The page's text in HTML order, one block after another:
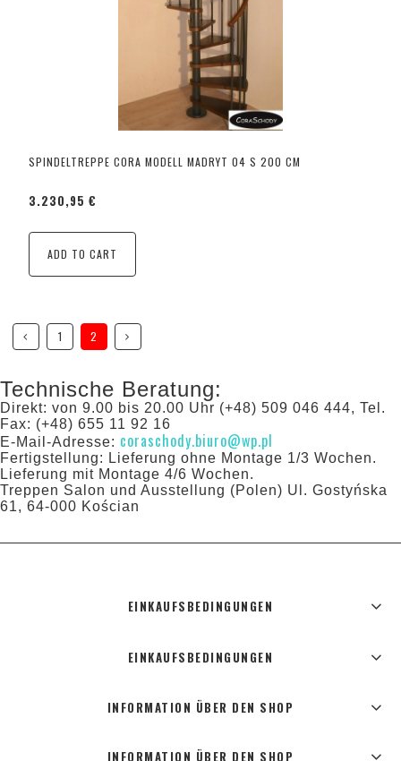
SPINDELTREPPE CORA MODELL MADRYT 04 S 200 CM
3.230,95 €
ADD TO CART
1 2
Technische Beratung:
Direkt: von 9.00 bis 20.00 Uhr (+48) 509 046 444, Tel.
Fax: (+48) 655 11 92 16
E-Mail-Adresse: coraschody.biuro@wp.pl
Fertigstellung: Lieferung ohne Montage 1/3 Wochen.
Lieferung mit Montage 4/6 Wochen.
Treppen Salon und Ausstellung (Polen) Ul. Gostyńska
61, 64-000 Kościan
EINKAUFSBEDINGUNGEN
EINKAUFSBEDINGUNGEN
INFORMATION ÜBER DEN SHOP
INFORMATION ÜBER DEN SHOP